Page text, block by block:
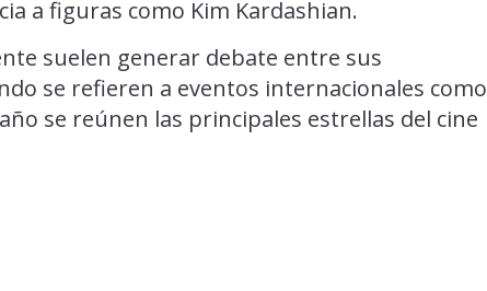
a figuras como Kim Kardashian.
suelen generar debate entre sus
se refieren a eventos internacionales como
se reúnen las principales estrellas del cine